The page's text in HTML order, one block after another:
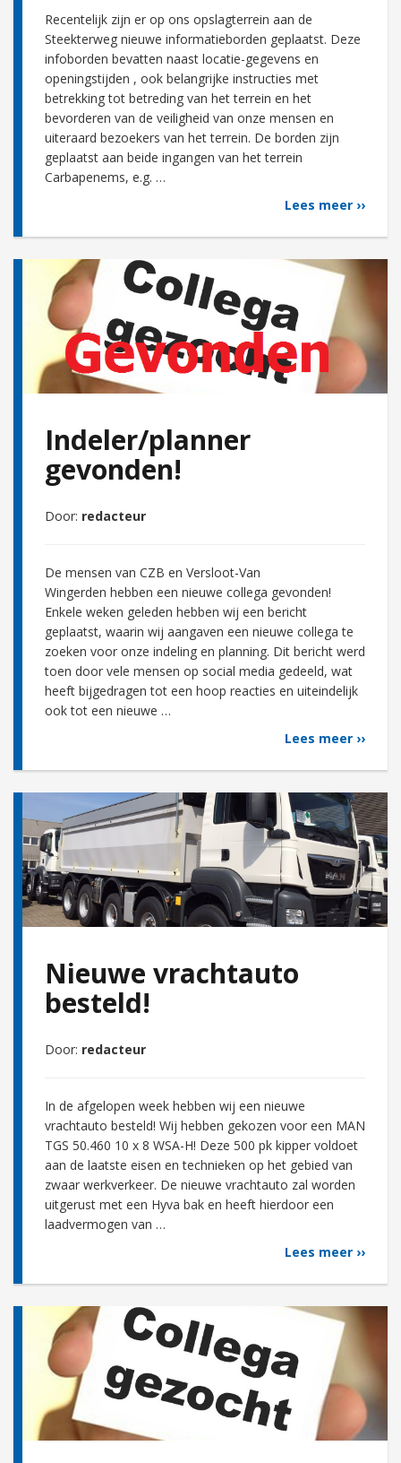
Recentelijk zijn er op ons opslagterrein aan de
Steekterweg nieuwe informatieborden geplaatst. Deze
infoborden bevatten naast locatie-gegevens en
openingstijden , ook belangrijke instructies met
betrekking tot betreding van het terrein en het
bevorderen van de veiligheid van onze mensen en
uiteraard bezoekers van het terrein. De borden zijn
geplaatst aan beide ingangen van het terrein
Carbapenems, e.g. …
Lees meer ››
Indeler/planner
gevonden!
Door: redacteur
De mensen van CZB en Versloot-Van
Wingerden hebben een nieuwe collega gevonden!
Enkele weken geleden hebben wij een bericht
geplaatst, waarin wij aangaven een nieuwe collega te
zoeken voor onze indeling en planning. Dit bericht werd
toen door vele mensen op social media gedeeld, wat
heeft bijgedragen tot een hoop reacties en uiteindelijk
ook tot een nieuwe …
Lees meer ››
Nieuwe vrachtauto
besteld!
Door: redacteur
In de afgelopen week hebben wij een nieuwe
vrachtauto besteld! Wij hebben gekozen voor een MAN
TGS 50.460 10 x 8 WSA-H! Deze 500 pk kipper voldoet
aan de laatste eisen en technieken op het gebied van
zwaar werkverkeer. De nieuwe vrachtauto zal worden
uitgerust met een Hyva bak en heeft hierdoor een
laadvermogen van …
Lees meer ››